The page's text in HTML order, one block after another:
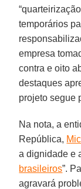
temporários
empresa
contra e oito
destaques
projeto segue
Na nota, a
República,
a dignidade e
brasileiros”.
agravará